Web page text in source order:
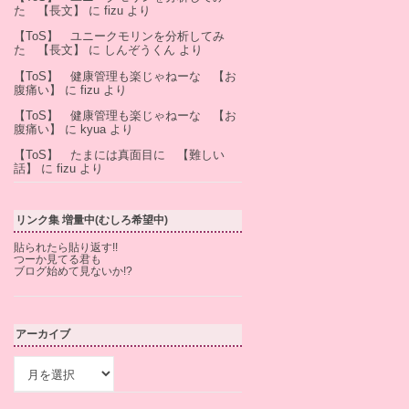
た 【長文】
に fizu より
【ToS】 ユニークモリンを分析してみ
た 【長文】
に しんぞうくん より
【ToS】 健康管理も楽じゃねーな 【お
腹痛い】
に fizu より
【ToS】 健康管理も楽じゃねーな 【お
腹痛い】
に kyua より
【ToS】 たまには真面目に 【難しい
話】
に fizu より
リンク集 増量中(むしろ希望中)
貼られたら貼り返す!!
つーか見てる君も
ブログ始めて見ないか!?
アーカイブ